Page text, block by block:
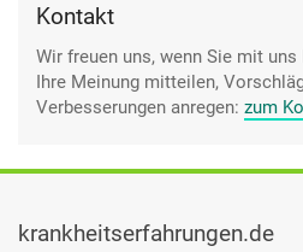
Kontakt
Wir freuen uns, wenn Sie mit
Ihre Meinung mitteilen,
Verbesserungen anregen: zum
krankheitserfahrungen.de